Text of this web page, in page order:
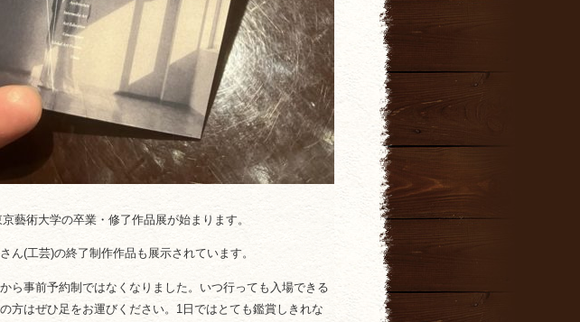
藝術大学の卒業・修了作品展が始まります。
ん(工芸)の終了制作作品も展示されています。
ら事前予約制ではなくなりました。いつ行っても入場できる
方はぜひ足をお運びください。1日ではとても鑑賞しきれな